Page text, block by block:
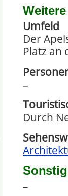
Umfeld
Der
Platz an
–
Durch
–